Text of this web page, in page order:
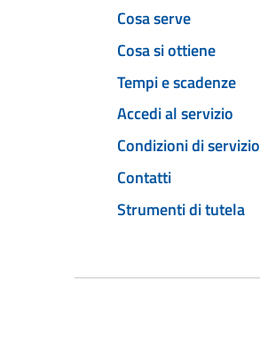
Cosa serve
Cosa si ottiene
Tempi e scadenze
Accedi al servizio
Condizioni di servizio
Contatti
Strumenti di tutela